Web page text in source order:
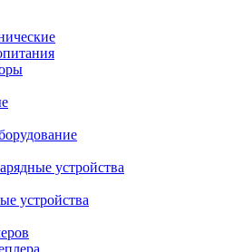
устройства
устройства